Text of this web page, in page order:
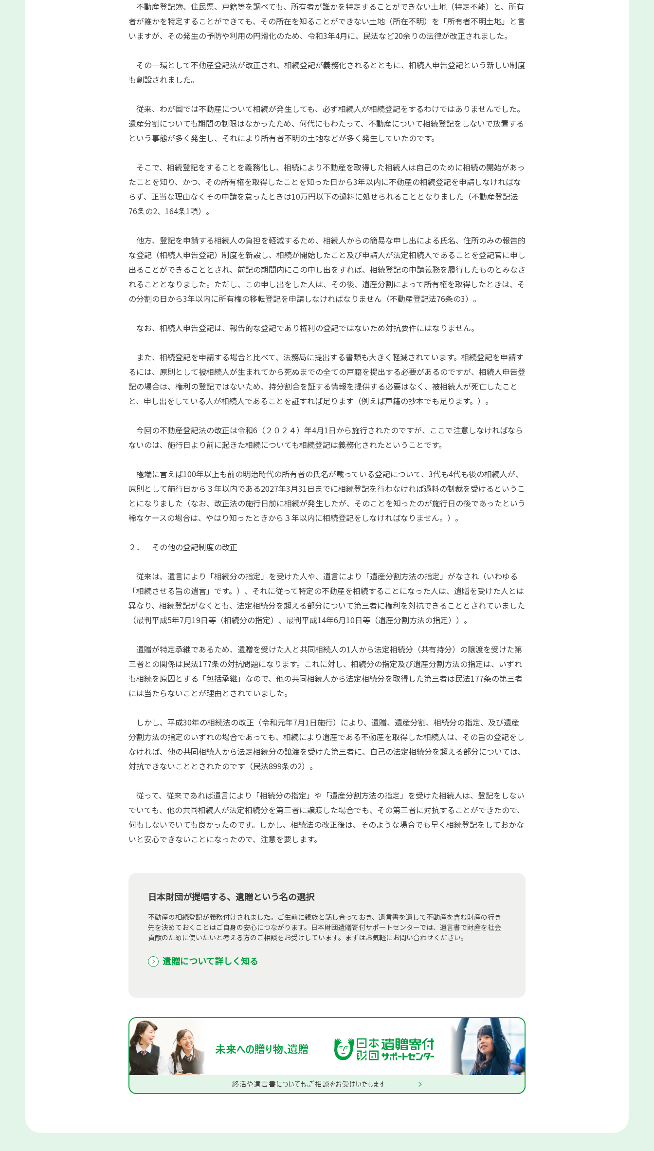
不動産登記簿、住民票、戸籍等を調べても、所有者が誰かを特定することができない土地（特定不能）と、所有
者が誰かを特定することができても、その所在を知ることができない土地（所在不明）を「所有者不明土地」と言
いますが、その発生の予防や利用の円滑化のため、令和3年4月に、民法など20余りの法律が改正されました。
その一環として不動産登記法が改正され、相続登記が義務化されるとともに、相続人申告登記という新しい制度
も創設されました。
従来、わが国では不動産について相続が発生しても、必ず相続人が相続登記をするわけではありませんでした。
遺産分割についても期間の制限はなかったため、何代にもわたって、不動産について相続登記をしないで放置する
という事態が多く発生し、それにより所有者不明の土地などが多く発生していたのです。
そこで、相続登記をすることを義務化し、相続により不動産を取得した相続人は自己のために相続の開始があっ
たことを知り、かつ、その所有権を取得したことを知った日から3年以内に不動産の相続登記を申請しなければな
らず、正当な理由なくその申請を怠ったときは10万円以下の過料に処せられることとなりました（不動産登記法
76条の2、164条1項）。
他方、登記を申請する相続人の負担を軽減するため、相続人からの簡易な申し出による氏名、住所のみの報告的
な登記（相続人申告登記）制度を新設し、相続が開始したこと及び申請人が法定相続人であることを登記官に申し
出ることができることとされ、前記の期間内にこの申し出をすれば、相続登記の申請義務を履行したものとみなさ
れることとなりました。ただし、この申し出をした人は、その後、遺産分割によって所有権を取得したときは、そ
の分割の日から3年以内に所有権の移転登記を申請しなければなりません（不動産登記法76条の3）。
なお、相続人申告登記は、報告的な登記であり権利の登記ではないため対抗要件にはなりません。
また、相続登記を申請する場合と比べて、法務局に提出する書類も大きく軽減されています。相続登記を申請す
るには、原則として被相続人が生まれてから死ぬまでの全ての戸籍を提出する必要があるのですが、相続人申告登
記の場合は、権利の登記ではないため、持分割合を証する情報を提供する必要はなく、被相続人が死亡したこと
と、申し出をしている人が相続人であることを証すれば足ります（例えば戸籍の抄本でも足ります。）。
今回の不動産登記法の改正は令和6（２０２４）年4月1日から施行されたのですが、ここで注意しなければなら
ないのは、施行日より前に起きた相続についても相続登記は義務化されたということです。
極端に言えば100年以上も前の明治時代の所有者の氏名が載っている登記について、3代も4代も後の相続人が、
原則として施行日から３年以内である2027年3月31日までに相続登記を行わなければ過料の制裁を受けるというこ
とになりました（なお、改正法の施行日前に相続が発生したが、そのことを知ったのが施行日の後であったという
稀なケースの場合は、やはり知ったときから３年以内に相続登記をしなければなりません。）。
２． その他の登記制度の改正
従来は、遺言により「相続分の指定」を受けた人や、遺言により「遺産分割方法の指定」がなされ（いわゆる
「相続させる旨の遺言」です。）、それに従って特定の不動産を相続することになった人は、遺贈を受けた人とは
異なり、相続登記がなくとも、法定相続分を超える部分について第三者に権利を対抗できることとされていました
（最判平成5年7月19日等（相続分の指定）、最判平成14年6月10日等（遺産分割方法の指定））。
遺贈が特定承継であるため、遺贈を受けた人と共同相続人の1人から法定相続分（共有持分）の譲渡を受けた第
三者との関係は民法177条の対抗問題になります。これに対し、相続分の指定及び遺産分割方法の指定は、いずれ
も相続を原因とする「包括承継」なので、他の共同相続人から法定相続分を取得した第三者は民法177条の第三者
には当たらないことが理由とされていました。
しかし、平成30年の相続法の改正（令和元年7月1日施行）により、遺贈、遺産分割、相続分の指定、及び遺産
分割方法の指定のいずれの場合であっても、相続により遺産である不動産を取得した相続人は、その旨の登記をし
なければ、他の共同相続人から法定相続分の譲渡を受けた第三者に、自己の法定相続分を超える部分については、
対抗できないこととされたのです（民法899条の2）。
従って、従来であれば遺言により「相続分の指定」や「遺産分割方法の指定」を受けた相続人は、登記をしない
でいても、他の共同相続人が法定相続分を第三者に譲渡した場合でも、その第三者に対抗することができたので、
何もしないでいても良かったのです。しかし、相続法の改正後は、そのような場合でも早く相続登記をしておかな
いと安心できないことになったので、注意を要します。
日本財団が提唱する、遺贈という名の選択
不動産の相続登記が義務付けされました。ご生前に親族と話し合っておき、遺言書を遺して不動産を含む財産の行き
先を決めておくことはご自身の安心につながります。日本財団遺贈寄付サポートセンターでは、遺言書で財産を社会
貢献のために使いたいと考える方のご相談をお受けしています。まずはお気軽にお問い合わせください。
遺贈について詳しく知る